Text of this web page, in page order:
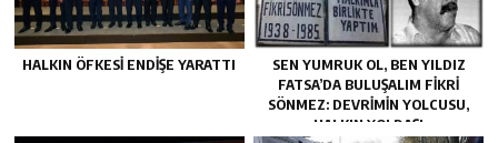
HALKIN ÖFKESI ENDIŞE YARATTI
SEN YUMRUK OL, BEN YILDIZ
FATSA’DA BULUŞALIM FIKRI
SÖNMEZ: DEVRIMIN YOLCUSU,
HALKIN YOLDAŞI